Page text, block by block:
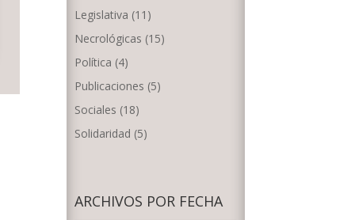
Legislativa (11)
Necrológicas (15)
Política (4)
Publicaciones (5)
Sociales (18)
Solidaridad (5)
ARCHIVOS POR FECHA